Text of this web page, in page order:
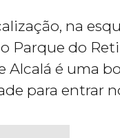
na
Parque do
Alcalá é uma
para entrar